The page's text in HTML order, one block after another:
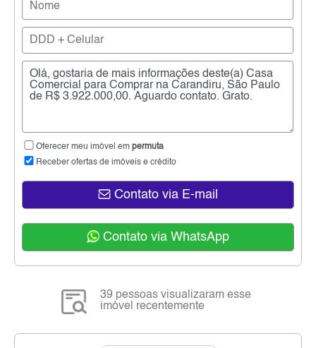
Oferecer meu imóvel em permuta
Receber ofertas de imóveis e crédito
Contato via E-mail
Contato via WhatsApp
39 pessoas visualizaram esse
imóvel recentemente